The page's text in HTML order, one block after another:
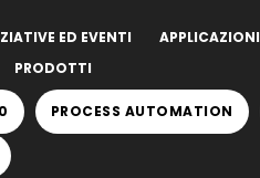
ED EVENTI APPLICAZIONI
PRODOTTI
PROCESS AUTOMATION